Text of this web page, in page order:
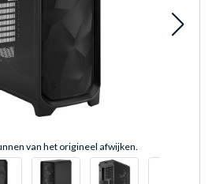
van het origineel afwijken.